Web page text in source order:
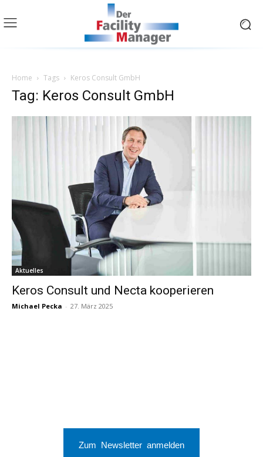
Home Tags Keros Consult GmbH
Tag: Keros Consult GmbH
Aktuelles
Keros Consult und Necta kooperieren
Michael Pecka - 27. März 2025
Zum Newsletter anmelden